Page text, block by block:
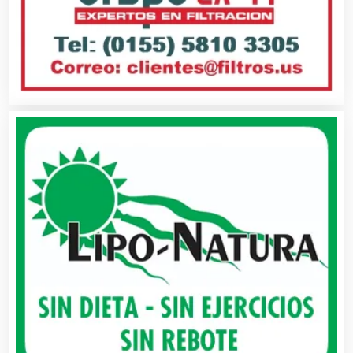
Audio, Sonido e Iluminación
Autobuses
Automatización
Automóviles Nuevos y Usados
Autopartes Eléctricas